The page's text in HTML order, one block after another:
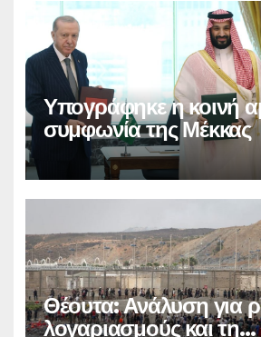
Υπογράφηκε η κοινή
συμφωνία της Μέκκας
Θέουτα: Ανάλυση για
λογαριασμούς και τη